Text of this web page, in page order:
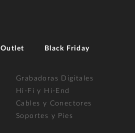
Outlet Black Friday
Grabadoras Digitales
Hi-Fi y Hi-End
Cables y Conectores
Soportes y Pies